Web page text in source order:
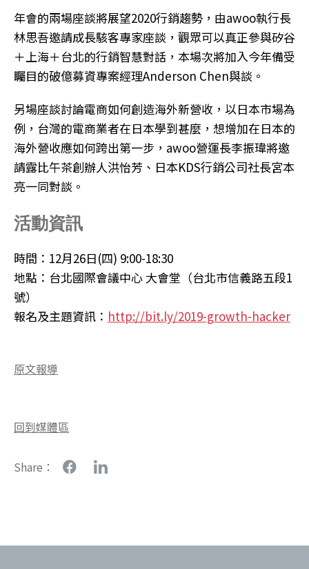
年會的兩場座談將展望2020行銷趨勢，由awoo執行長
林思吾邀請成長駭客專家座談，觀眾可以真正參與矽谷
＋上海＋台北的行銷智慧對話，本場次將加入今年備受
矚目的破億募資專案經理Anderson Chen與談。
另場座談討論電商如何創造海外新營收，以日本市場為
例，台灣的電商業者在日本學到甚麼，想增加在日本的
海外營收應如何跨出第一步，awoo營運長李振瑋將邀
請露比午茶創辦人洪怡芳、日本KDS行銷公司社長宮本
亮一同對談。
活動資訊
時間：12月26日(四) 9:00-18:30
地點：台北國際會議中心 大會堂（台北市信義路五段1
號）
報名及主題資訊： http://bit.ly/2019-growth-hacker
原文報導
回到媒體區
Share：